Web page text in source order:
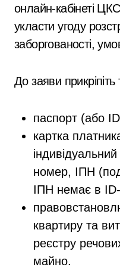
онлайн-кабінеті
укласти угоду
заборгованості,
До заяви прикріпіть
паспорт (або
картка
номер, ІПН
ІПН немає в ID-
квартиру та
реєстру
майно.